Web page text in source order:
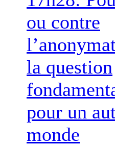
ou contre
la question
pour un
monde